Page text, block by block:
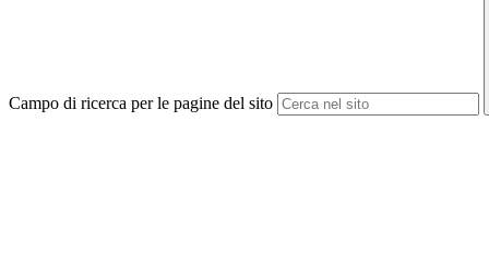
Campo di ricerca per le pagine del sito